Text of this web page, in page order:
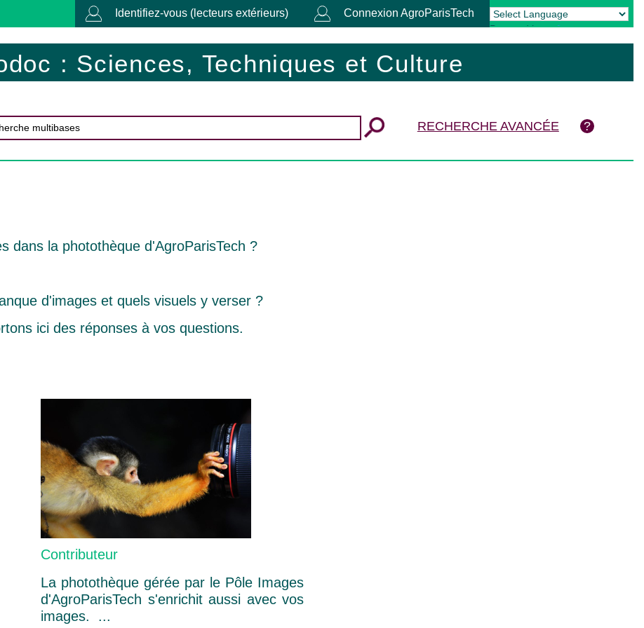
Identifiez-vous (lecteurs extérieurs) Connexion AgroParisTech
Powered by Translate
: Sciences, Techniques et Culture
RECHERCHE AVANCÉE
dans la photothèque d'AgroParisTech ?
d'images et quels visuels y verser ?
ici des réponses à vos questions.
Contributeur
La photothèque gérée par le Pôle Images
d'AgroParisTech s'enrichit aussi avec vos
images. ...